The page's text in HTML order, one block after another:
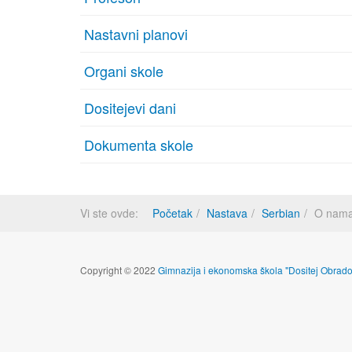
Nastavni planovi
Organi skole
Dositejevi dani
Dokumenta skole
Vi ste ovde: Početak Nastava Serbian O
Copyright © 2022 Gimnazija i ekonomska škola "Dositej